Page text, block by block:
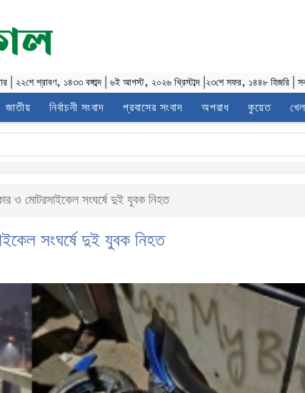
| ২২শে শ্রাবণ, ১৪৩৩ বঙ্গাব্দ| ৬ই আগস্ট, ২০২৬ খ্রিস্টাব্দ| ২৩শে সফর, ১৪৪৮ হিজরি|
জাতীয় নির্বাচনী সংবাদ প্রবাসের সংবাদ অপরাধ কুয়েত
ও মোটরসাইকেল সংঘর্ষে দুই যুবক নিহত
সংঘর্ষে দুই যুবক নিহত